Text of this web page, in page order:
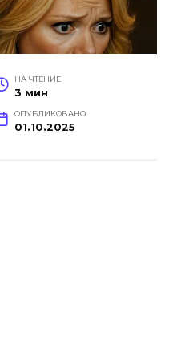
НА ЧТЕНИЕ
3 мин
ОПУБЛИКОВАНО
01.10.2025